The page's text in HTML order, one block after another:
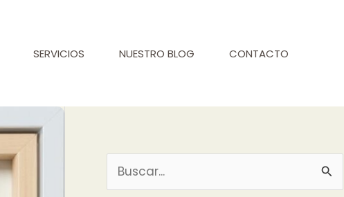
SERVICIOS NUESTRO BLOG CONTACTO
u